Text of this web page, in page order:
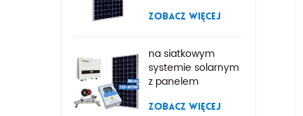
ZOBACZ WIĘCEJ
na siatkowym
systemie solarnym
z panelem
ZOBACZ WIĘCEJ